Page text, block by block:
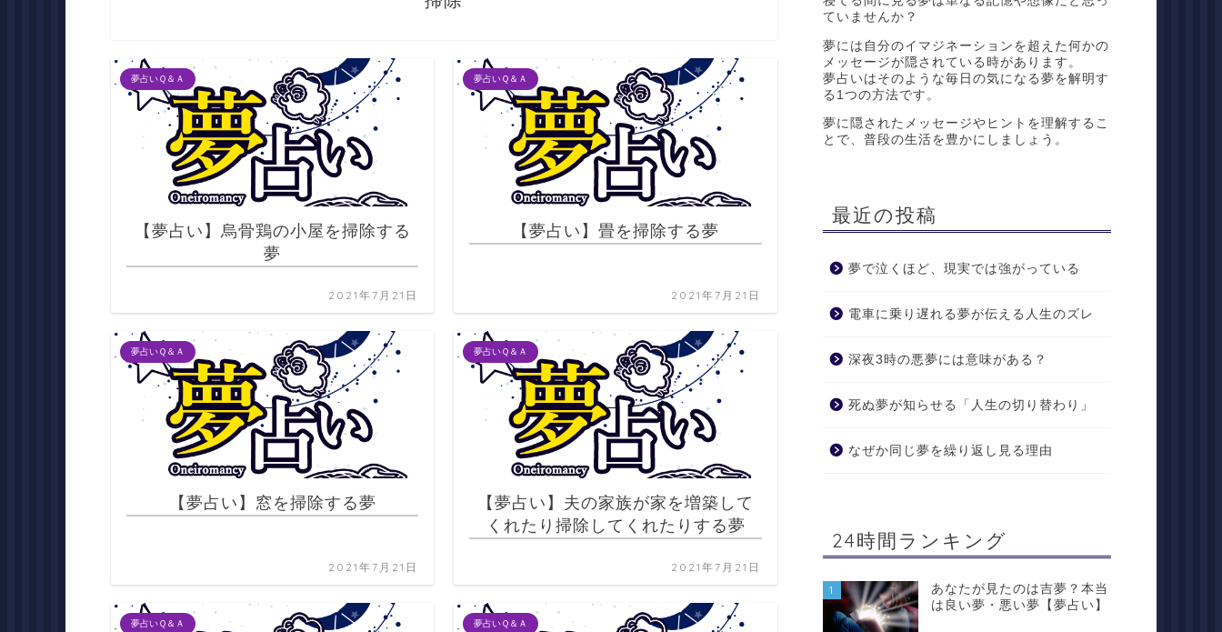
夢占いＱ＆Ａ
【夢占い】烏骨鶏の小屋を掃除する
夢
2021年7月21日
夢占いＱ＆Ａ
【夢占い】畳を掃除する夢
2021年7月21日
夢占いＱ＆Ａ
【夢占い】窓を掃除する夢
2021年7月21日
夢占いＱ＆Ａ
【夢占い】夫の家族が家を増築して
くれたり掃除してくれたりする夢
2021年7月21日
夢占いＱ＆Ａ 夢占いＱ＆Ａ
ていませんか？
夢には自分のイマジネーションを超えた何かの
メッセージが隠されている時があります。
夢占いはそのような毎日の気になる夢を解明す
る1つの方法です。
夢に隠されたメッセージやヒントを理解するこ
とで、普段の生活を豊かにしましょう。
最近の投稿
夢で泣くほど、現実では強がっている
電車に乗り遅れる夢が伝える人生のズレ
深夜3時の悪夢には意味がある？
死ぬ夢が知らせる「人生の切り替わり」
なぜか同じ夢を繰り返し見る理由
24時間ランキング
1
あなたが見たのは吉夢？本当
は良い夢・悪い夢【夢占い】